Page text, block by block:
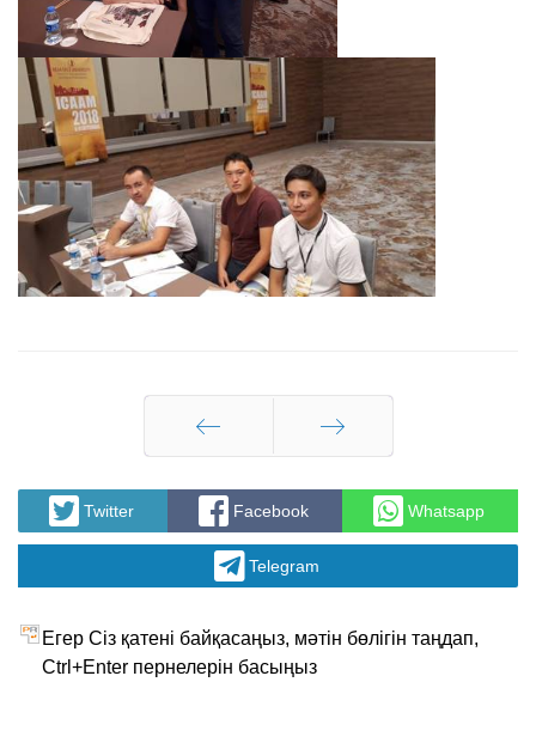
Артқа Алға
Twitter Facebook Whatsapp
Telegram
Егер Сіз қатені байқасаңыз, мәтін бөлігін таңдап,
Ctrl+Enter пернелерін басыңыз